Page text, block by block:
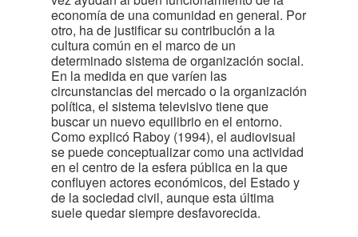
economía de una comunidad en general. Por
otro, ha de justificar su contribución a la
cultura común en el marco de un
determinado sistema de organización social.
En la medida en que varíen las
circunstancias del mercado o la organización
política, el sistema televisivo tiene que
buscar un nuevo equilibrio en el entorno.
Como explicó Raboy (1994), el audiovisual
se puede conceptualizar como una actividad
en el centro de la esfera pública en la que
confluyen actores económicos, del Estado y
de la sociedad civil, aunque esta última
suele quedar siempre desfavorecida.